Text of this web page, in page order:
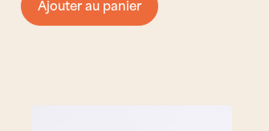
Ajouter au panier